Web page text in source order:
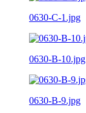
0630-C-1.jpg
0630-B-10.jpg
0630-B-9.jpg